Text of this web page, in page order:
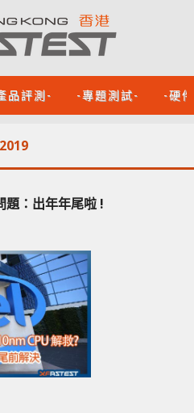
品評測- -專題測試- -硬
2019
：出年年尾啦 !